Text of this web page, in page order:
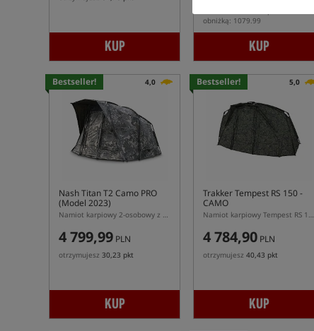
KUP
obniżką: 1079.99
KUP
Bestseller! 4,0
Nash Titan T2 Camo PRO
(Model 2023)
Namiot karpiowy 2-osobowy z kapsułą wewnętrzną
4 799,99 PLN
otrzymujesz 30,23 pkt
KUP
Bestseller! 5,0
Trakker Tempest RS 150 -
CAMO
Namiot karpiowy Tempest RS 150 w kolorze kamuflażu
4 784,90 PLN
otrzymujesz 40,43 pkt
KUP